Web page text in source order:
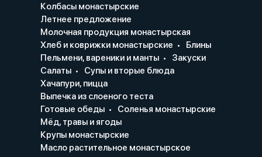
Колбасы монастырские
Летнее предложение
Молочная продукция монастырская
Хлеб и коврижки монастырские
Блины
Пельмени, вареники и манты
Закуски
Салаты
Супы и вторые блюда
Хачапури, пицца
Выпечка из слоеного теста
Готовые обеды
Соленья монастырские
Мёд, травы и ягоды
Крупы монастырские
Масло растительное монастырское